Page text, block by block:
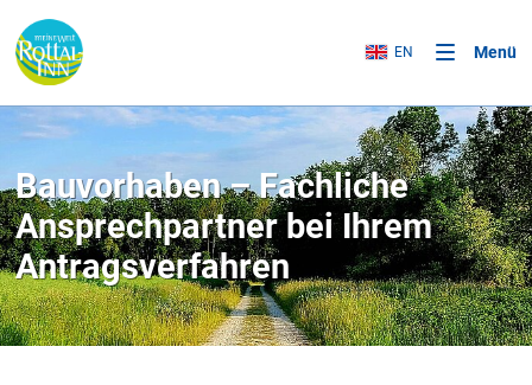
EN Menü
Bauvorhaben – Fachliche
Ansprechpartner bei Ihrem
Antragsverfahren